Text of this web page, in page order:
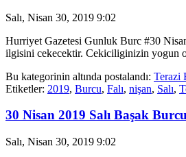
Salı, Nisan 30, 2019 9:02
Hurriyet Gazetesi Gunluk Burc #30
ilgisini cekecektir. Cekiciliginizin yogun
Bu kategorinin altında postalandı: Terazi
Etiketler: 2019, Burcu, Falı, nişan, Salı,
30 Nisan 2019 Salı Başak
Salı, Nisan 30, 2019 9:02